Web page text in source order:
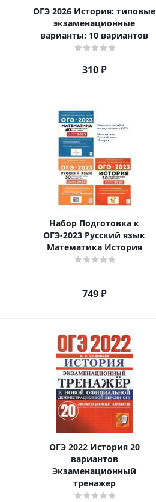
ОГЭ 2026 История: типовые
экзаменационные
варианты: 10 вариантов
310₽
Набор Подготовка к
ОГЭ-2023 Русский язык
Математика История
749₽
ОГЭ 2022 История 20
вариантов
Экзаменационный
тренажер